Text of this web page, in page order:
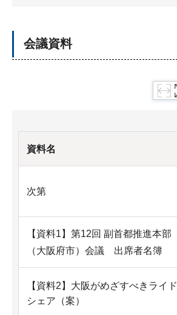
会議資料
資料名
次第
【資料1】第12回 副首都推進本部
（大阪府市）会議 出席者名簿
【資料2】大阪がめざすべきライド
シェア（案）